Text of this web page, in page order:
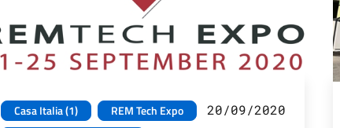
Casa Italia (1)
REM Tech Expo
20/09/2020